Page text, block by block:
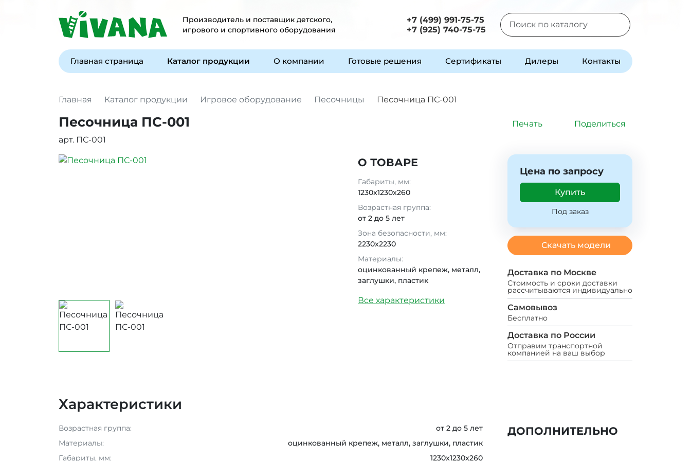
Производитель и поставщик детского,
игрового и спортивного оборудования
+7 (499) 991-75-75
+7 (925) 740-75-75
Главная страница Каталог продукции О компании Готовые решения Сертификаты Дилеры Контакты
Главная Каталог продукции Игровое оборудование Песочницы Песочница ПС-001
Песочница ПС-001 Печать
Поделиться
арт. ПС-001
О ТОВАРЕ
Габариты, мм:
1230x1230x260
Возрастная группа:
от 2 до 5 лет
Зона безопасности, мм:
2230x2230
Материалы:
оцинкованный крепеж, металл,
заглушки, пластик
Все характеристики
Цена по запросу
Купить
Под заказ
Скачать модели
Доставка по Москве
Стоимость и сроки доставки
рассчитываются индивидуально
Самовывоз
Бесплатно
Доставка по России
Отправим транспортной
компанией на ваш выбор
Характеристики
Возрастная группа:
от 2 до 5 лет
Материалы:
оцинкованный крепеж, металл, заглушки, пластик
Габариты, мм:
1230x1230x260
ДОПОЛНИТЕЛЬНО